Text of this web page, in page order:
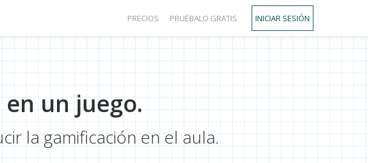
PRECIOS PRUÉBALO GRATIS INICIAR SESIÓN
un juego.
la gamificación en el aula.